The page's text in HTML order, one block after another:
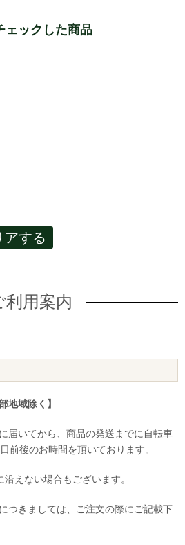
ェックした商品
する
利用案内
地域除く】
届いてから、商品の発送までに自転車
前後のお時間を頂いております。
えない場合もございます。
つきましては、ご注文の際にご記載下